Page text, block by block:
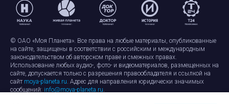
© ОАО «Моя Планета». Все права на любые материалы, опубликованные
на сайте, защищены в соответствии с российским и международным
законодательством об авторском праве и смежных правах.
Использование любых аудио-, фото- и видеоматериалов, размещенных на
сайте, допускается только с разрешения правообладателя и ссылкой на
сайт moya-planeta.ru. Адрес для направления юридически значимых
сообщений: info@moya-planeta.ru.